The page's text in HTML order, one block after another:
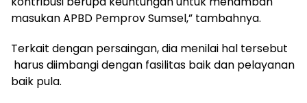
masukan APBD Pemprov Sumsel,” tambahnya.
Terkait dengan persaingan, dia menilai hal tersebut
harus diimbangi dengan fasilitas baik dan pelayanan
baik pula.